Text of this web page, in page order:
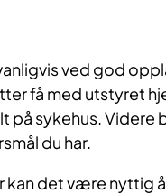
ved god
få med utstyret
på sykehus. Videre
du har.
kan det være nyttig